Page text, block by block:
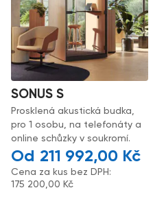
SONUS S
Prosklená akustická budka,
pro 1 osobu, na telefonáty a
online schůzky v soukromí.
211 992,00 Kč
Cena za kus bez DPH:
175 200,00 Kč